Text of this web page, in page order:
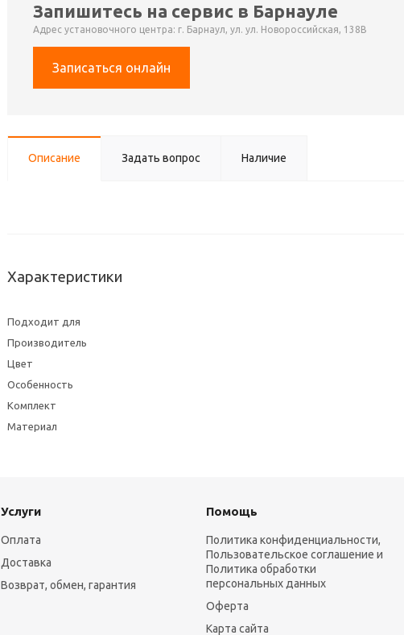
Запишитесь на сервис в Барнауле
Адрес установочного центра: г. Барнаул, ул. ул. Новороссийская, 138В
Записаться онлайн
Описание Задать вопрос Наличие
Характеристики
Подходит для
Производитель
Цвет
Особенность
Комплект
Материал
Услуги
Оплата
Доставка
Возврат, обмен, гарантия
Помощь
Политика конфиденциальности,
Пользовательское соглашение и
Политика обработки
персональных данных
Оферта
Карта сайта